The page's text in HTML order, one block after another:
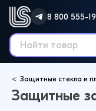
8 800 555-
Защитные стекла и
Защитные